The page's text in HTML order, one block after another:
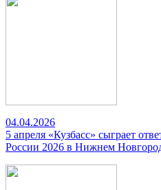
04.04.2026
5 апреля «Кузбасс» сыграет
России 2026 в Нижнем